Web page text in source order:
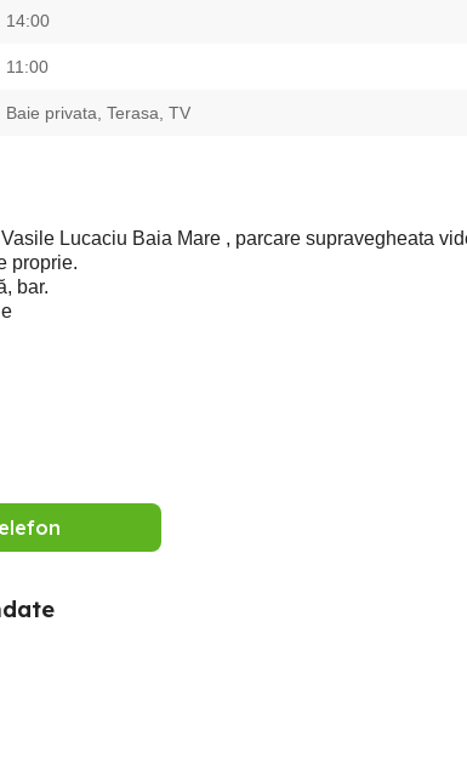
14:00
11:00
Baie privata, Terasa, TV
Lucaciu Baia Mare , parcare supravegheata
proprie.
bar.